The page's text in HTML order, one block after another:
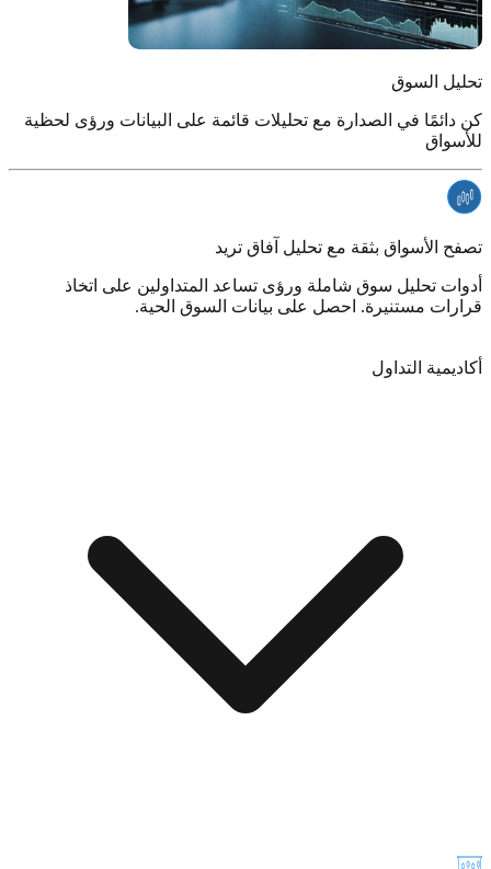
تحليل السوق
كن دائمًا في الصدارة مع تحليلات قائمة على البيانات ورؤى لحظية
للأسواق
تصفح الأسواق بثقة مع تحليل آفاق تريد
أدوات تحليل سوق شاملة ورؤى تساعد المتداولين على اتخاذ
قرارات مستنيرة. احصل على بيانات السوق الحية.
أكاديمية التداول